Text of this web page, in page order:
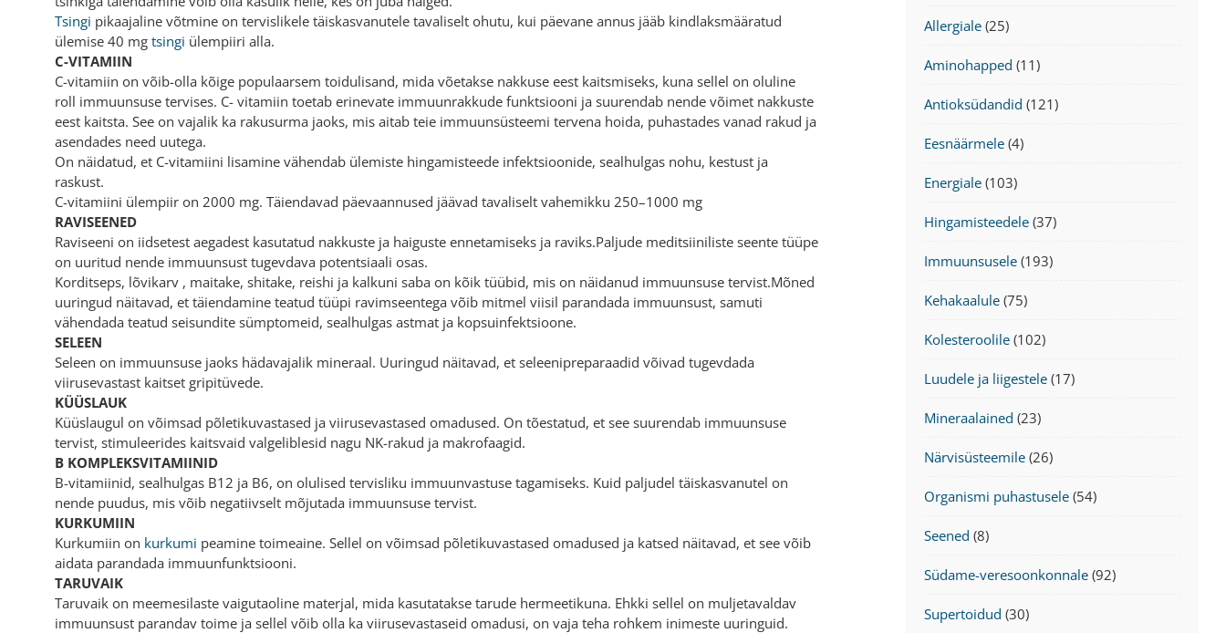
Tsingi pikaajaline võtmine on tervislikele täiskasvanutele tavaliselt ohutu, kui päevane annus jääb kindlaksmääratud
ülemise 40 mg tsingi ülempiiri alla.
C-VITAMIIN
C-vitamiin on võib-olla kõige populaarsem toidulisand, mida võetakse nakkuse eest kaitsmiseks, kuna sellel on oluline
roll immuunsuse tervises. C- vitamiin toetab erinevate immuunrakkude funktsiooni ja suurendab nende võimet nakkuste
eest kaitsta. See on vajalik ka rakusurma jaoks, mis aitab teie immuunsüsteemi tervena hoida, puhastades vanad rakud ja
asendades need uutega.
On näidatud, et C-vitamiini lisamine vähendab ülemiste hingamisteede infektsioonide, sealhulgas nohu, kestust ja
raskust.
C-vitamiini ülempiir on 2000 mg. Täiendavad päevaannused jäävad tavaliselt vahemikku 250–1000 mg
RAVISEENED
Raviseeni on iidsetest aegadest kasutatud nakkuste ja haiguste ennetamiseks ja raviks.Paljude meditsiiniliste seente tüüpe
on uuritud nende immuunsust tugevdava potentsiaali osas.
Korditseps, lõvikarv , maitake, shitake, reishi ja kalkuni saba on kõik tüübid, mis on näidanud immuunsuse tervist.Mõned
uuringud näitavad, et täiendamine teatud tüüpi ravimseentega võib mitmel viisil parandada immuunsust, samuti
vähendada teatud seisundite sümptomeid, sealhulgas astmat ja kopsuinfektsioone.
SELEEN
Seleen on immuunsuse jaoks hädavajalik mineraal. Uuringud näitavad, et seleenipreparaadid võivad tugevdada
viirusevastast kaitset gripitüvede.
KÜÜSLAUK
Küüslaugul on võimsad põletikuvastased ja viirusevastased omadused. On tõestatud, et see suurendab immuunsuse
tervist, stimuleerides kaitsvaid valgeliblesid nagu NK-rakud ja makrofaagid.
B KOMPLEKSVITAMIINID
B-vitamiinid, sealhulgas B12 ja B6, on olulised tervisliku immuunvastuse tagamiseks. Kuid paljudel täiskasvanutel on
nende puudus, mis võib negatiivselt mõjutada immuunsuse tervist.
KURKUMIIN
Kurkumiin on kurkumi peamine toimeaine. Sellel on võimsad põletikuvastased omadused ja katsed näitavad, et see võib
aidata parandada immuunfunktsiooni.
TARUVAIK
Taruvaik on meemesilaste vaigutaoline materjal, mida kasutatakse tarude hermeetikuna. Ehkki sellel on muljetavaldav
immuunsust parandav toime ja sellel võib olla ka viirusevastaseid omadusi, on vaja teha rohkem inimeste uuringuid.
Allergiale (25)
Aminohapped (11)
Antioksüdandid (121)
Eesnäärmele (4)
Energiale (103)
Hingamisteedele (37)
Immuunsusele (193)
Kehakaalule (75)
Kolesteroolile (102)
Luudele ja liigestele (17)
Mineraalained (23)
Närvisüsteemile (26)
Organismi puhastusele (54)
Seened (8)
Südame-veresoonkonnale (92)
Supertoidud (30)